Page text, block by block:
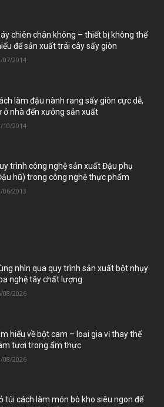
chiên chân không – thiết bị không thể
để sản xuất trái cây sấy giòn
07/2014
làm đậu nành rang sấy giòn cực dễ,
ở nhà đến xưởng sản xuất
10/2014
trình công nghệ sản xuất Đậu phụ
hũ) trong công nghệ thực phẩm
06/2013
nhìn qua quy trình sản xuất bột nhụy
nghệ tây chất lượng
08/2026
hiểu về bột cam – loại gia vị thay thế
tươi trong ẩm thực
08/2026
túi cách làm món bò kho siêu ngon để